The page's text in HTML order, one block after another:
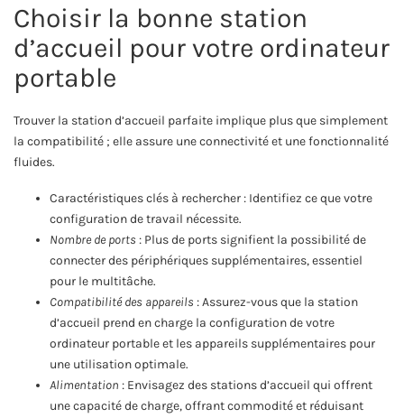
Choisir la bonne station
d’accueil pour votre ordinateur
portable
Trouver la station d’accueil parfaite implique plus que simplement
la compatibilité ; elle assure une connectivité et une fonctionnalité
fluides.
Caractéristiques clés à rechercher : Identifiez ce que votre
configuration de travail nécessite.
Nombre de ports : Plus de ports signifient la possibilité de
connecter des périphériques supplémentaires, essentiel
pour le multitâche.
Compatibilité des appareils : Assurez-vous que la station
d’accueil prend en charge la configuration de votre
ordinateur portable et les appareils supplémentaires pour
une utilisation optimale.
Alimentation : Envisagez des stations d’accueil qui offrent
une capacité de charge, offrant commodité et réduisant